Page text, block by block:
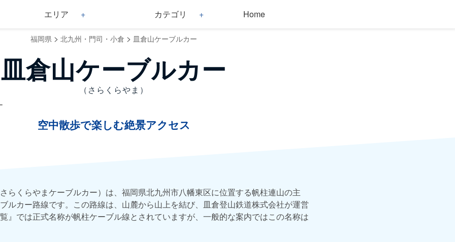
エリア カテゴリ Home
福岡県 > 北九州・門司・小倉 > 皿倉山ケーブルカー
皿倉山ケーブルカー
（さらくらやま）
空中散歩で楽しむ絶景アクセス
らくらやまケーブルカー）は、福岡県北九州市八幡東区に位置する帆柱連山の主
ルカー路線です。この路線は、山麓から山上を結び、皿倉登山鉄道株式会社が運営
』では正式名称が帆柱ケーブル線とされていますが、一般的な案内ではこの名称は